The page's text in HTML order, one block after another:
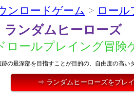
ンロードゲーム > ロー
ランダムヒーローズ
ロールプレイング冒険
跡の最深部を目指すことが目的の、自由度の高い
⇒ ランダムヒーローズをプレ